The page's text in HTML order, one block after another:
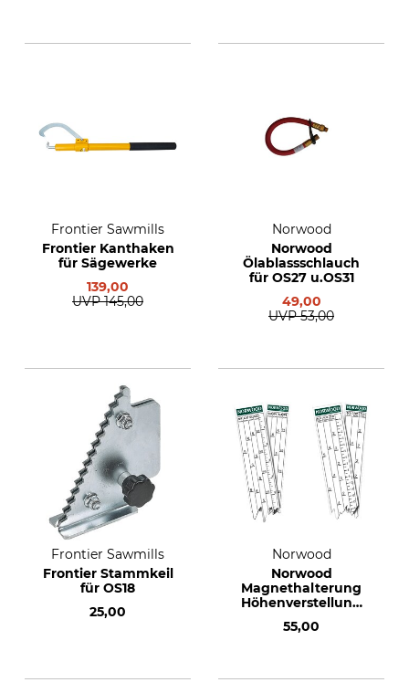
Frontier Sawmills
Frontier Kanthaken
für Sägewerke
139,00
UVP 145,00
Norwood
Norwood
Ölablassschlauch
für OS27 u.OS31
49,00
UVP 53,00
Frontier Sawmills
Frontier Stammkeil
für OS18
25,00
Norwood
Norwood
Magnethalterung
Höhenverstellung
55,00